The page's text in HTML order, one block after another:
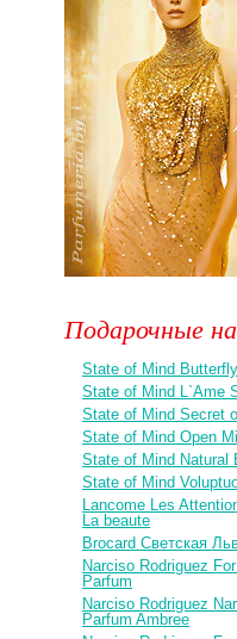
Подарочные
State of Mind
State of Mind L`Ame
State of Mind Secret
State of Mind Open
State of Mind Natural
State of Mind
Lancome Les
La beaute
Brocard Светская
Narciso Rodriguez
Parfum
Narciso Rodriguez
Parfum Ambree